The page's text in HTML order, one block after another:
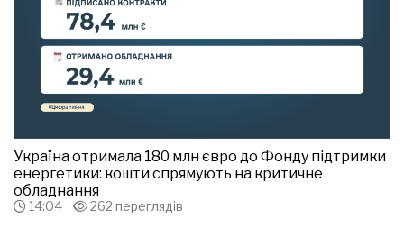
Україна отримала 180 млн євро до Фонду підтримки
енергетики: кошти спрямують на критичне
обладнання
14:04 262 переглядів